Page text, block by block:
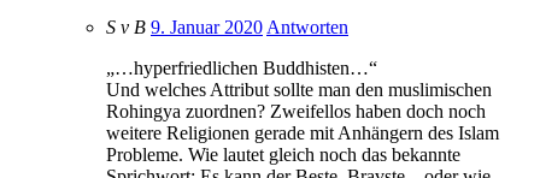
S v B 9. Januar 2020 Antworten
„…hyperfriedlichen Buddhisten…“
Und welches Attribut sollte man den muslimischen
Rohingya zuordnen? Zweifellos haben doch noch
weitere Religionen gerade mit Anhängern des Islam
Probleme. Wie lautet gleich noch das bekannte